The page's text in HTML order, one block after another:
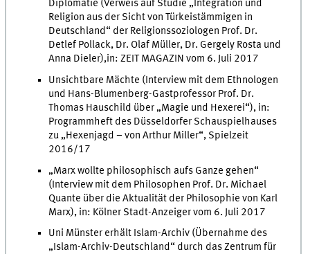
Diplomatie (Verweis auf Studie „Integration und
Religion aus der Sicht von Türkeistämmigen in
Deutschland“ der Religionssoziologen Prof. Dr.
Detlef Pollack, Dr. Olaf Müller, Dr. Gergely Rosta und
Anna Dieler),in: ZEIT MAGAZIN vom 6. Juli 2017
Unsichtbare Mächte (Interview mit dem Ethnologen
und Hans-Blumenberg-Gastprofessor Prof. Dr.
Thomas Hauschild über „Magie und Hexerei“), in:
Programmheft des Düsseldorfer Schauspielhauses
zu „Hexenjagd – von Arthur Miller“, Spielzeit
2016/17
„Marx wollte philosophisch aufs Ganze gehen“
(Interview mit dem Philosophen Prof. Dr. Michael
Quante über die Aktualität der Philosophie von Karl
Marx), in: Kölner Stadt-Anzeiger vom 6. Juli 2017
Uni Münster erhält Islam-Archiv (Übernahme des
„Islam-Archiv-Deutschland“ durch das Zentrum für